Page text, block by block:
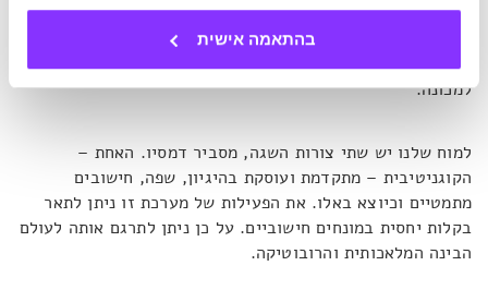
בהתאמה אישית
את עמדתו של דמסיו בסוגיה זו שוטח המחבר ומומחה המדיה
Big Think: מכיוון שהאינטליגנציה האנושית
מעוגנת בביולוגיה, אזי שמעצם הגדרתה לא ניתן להעביר אותה
למכונה.
למוח שלנו יש שתי צורות השגה, מסביר דמסיו. האחת –
הקוגניטיבית – מתקדמת ועוסקת בהיגיון, שפה, חישובים
מתמטיים וכיוצא באלו. את הפעילות של מערכת זו ניתן לתאר
בקלות יחסית במונחים חישוביים. על כן ניתן לתרגם אותה לעולם
הבינה המלאכותית והרובוטיקה.